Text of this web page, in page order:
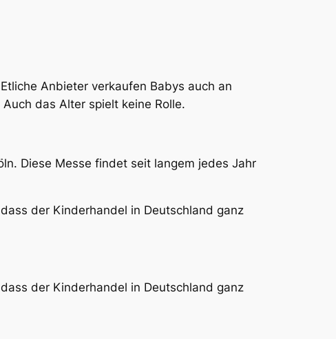
Anbieter verkaufen Babys auch an
das Alter spielt keine Rolle.
Diese Messe findet seit langem jedes Jahr
der Kinderhandel in Deutschland ganz
der Kinderhandel in Deutschland ganz